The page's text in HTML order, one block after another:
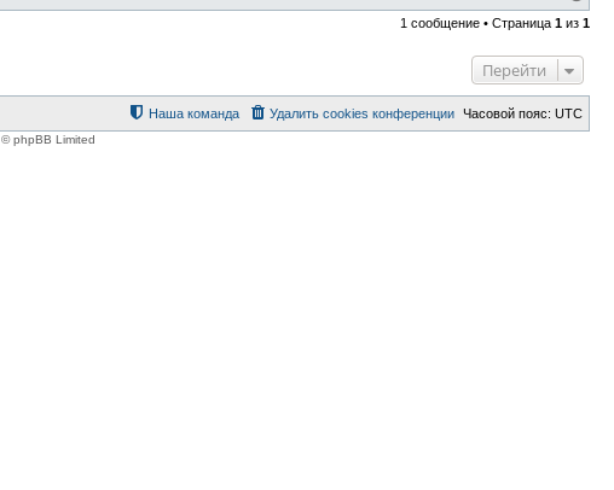
е
р
ь
я
1 сообщение • Страница 1 из 1
Перейти
Часовой пояс: UTC
Удалить cookies конференции
Наша команда
phpBB Limited